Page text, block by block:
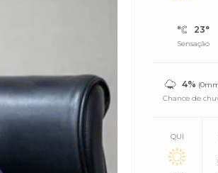
23°
Sensação
4%
Chance de
QUI